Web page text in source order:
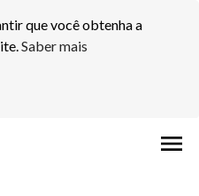
que você obtenha a
Saber mais
menu